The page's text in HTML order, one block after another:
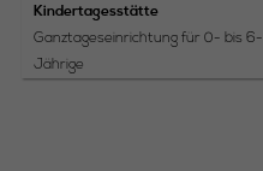
Kindertagesstätte
Ganztageseinrichtung für 0- bis 6-
Jährige